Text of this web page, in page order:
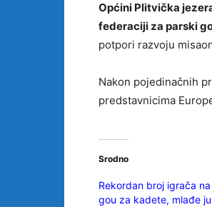
Općini Plitvička
federaciji za parski
potpori razvoju
Nakon pojedinačnih
predstavnicima
Srodno
Rekordan broj igrača
gou za kadete, mlađe